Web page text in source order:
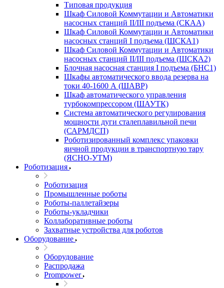
Типовая продукция
Шкаф Силовой Коммутации и Автоматики
насосных станций II/III подъема (СКАА)
Шкаф Силовой Коммутации и Автоматики
насосных станций I подъема (ШСКА1)
Шкаф Силовой Коммутации и Автоматики
насосных станций II/III подъема (ШСКА2)
Блочная насосная станция I подъема (БНС1)
Шкафы автоматического ввода резерва на
токи 40-1600 А (ШАВР)
Шкаф автоматического управления
турбокомпрессором (ШАУТК)
Система автоматического регулирования
мощности дуги сталеплавильной печи
(САРМДСП)
Роботизированный комплекс упаковки
яичной продукции в транспортную тару
(ЯСНО-УТМ)
Роботизация
Роботизация
Промышленные роботы
Роботы-паллетайзеры
Роботы-укладчики
Коллаборативные роботы
Захватные устройства для роботов
Оборудование
Оборудование
Распродажа
Prompower